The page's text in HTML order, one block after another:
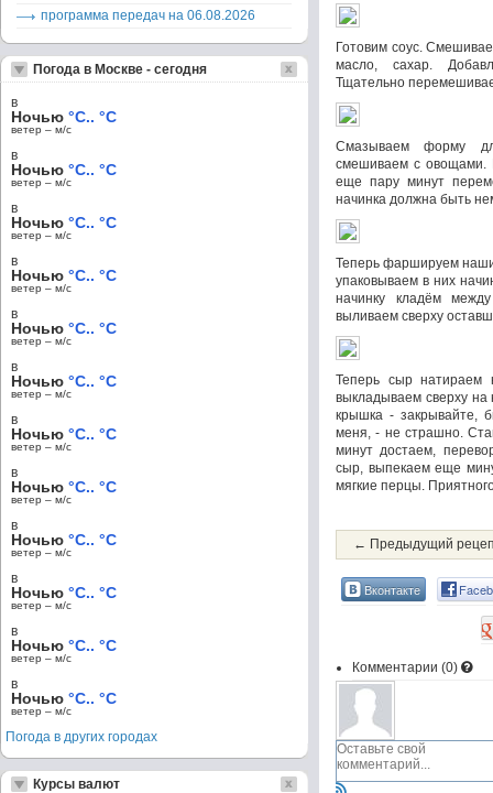
Готовим соус.
масло, сахар.
Тщательно
Смазываем форму
смешиваем с овощами.
еще пару минут
начинка должна быть
Теперь фаршируем
упаковываем в них
начинку кладём
выливаем сверху
Теперь сыр натираем
выкладываем сверху
крышка - закрывайте,
меня, - не страшно.
минут достаем,
сыр, выпекаем еще
мягкие перцы.
← Предыдущий
Вконтакте
Комментарии (0)
программа передач на 06.08.2026
Погода в Москве - сегодня
в
Ночью °C.. °C
ветер – м/c
в
Ночью °C.. °C
ветер – м/c
в
Ночью °C.. °C
ветер – м/c
в
Ночью °C.. °C
ветер – м/c
в
Ночью °C.. °C
ветер – м/c
в
Ночью °C.. °C
ветер – м/c
в
Ночью °C.. °C
ветер – м/c
в
Ночью °C.. °C
ветер – м/c
в
Ночью °C.. °C
ветер – м/c
в
Ночью °C.. °C
ветер – м/c
в
Ночью °C.. °C
ветер – м/c
в
Ночью °C.. °C
ветер – м/c
Погода в других городах
Курсы валют